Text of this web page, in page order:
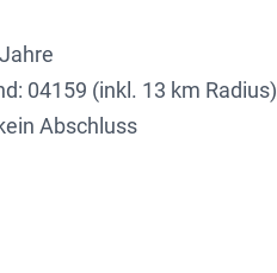
04159 (inkl. 13 km Radius)
Abschluss